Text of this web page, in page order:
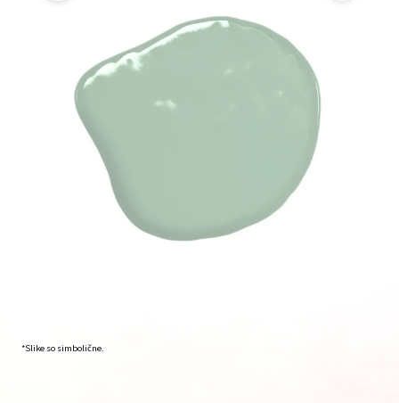
*Slike so simbolične.